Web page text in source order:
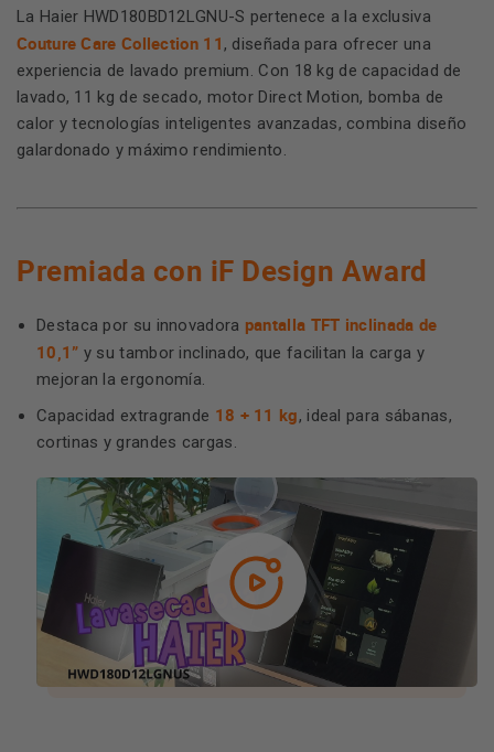
La Haier HWD180BD12LGNU-S pertenece a la exclusiva
Couture Care Collection 11, diseñada para ofrecer una
experiencia de lavado premium. Con 18 kg de capacidad de
lavado, 11 kg de secado, motor Direct Motion, bomba de
calor y tecnologías inteligentes avanzadas, combina diseño
galardonado y máximo rendimiento.
Premiada con iF Design Award
Destaca por su innovadora pantalla TFT inclinada de
10,1” y su tambor inclinado, que facilitan la carga y
mejoran la ergonomía.
Capacidad extragrande 18 + 11 kg, ideal para sábanas,
cortinas y grandes cargas.